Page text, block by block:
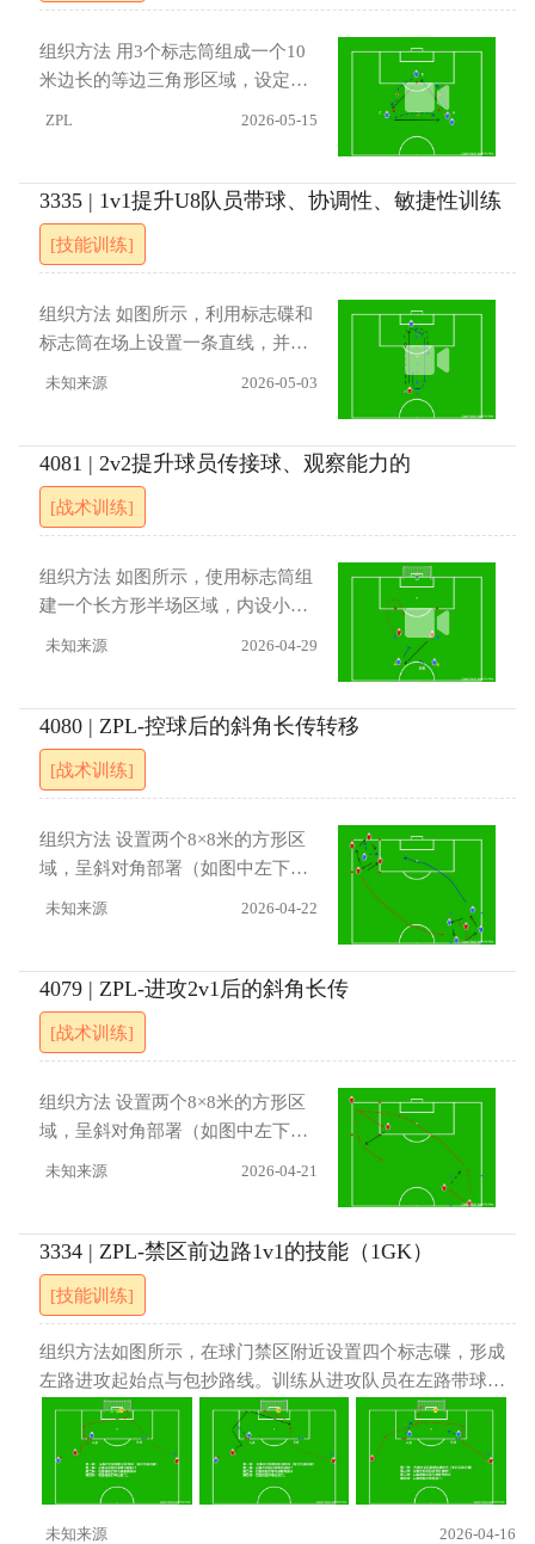
并快速完成射门。 进展 在第一脚触
球后，防守队员立即上前进行防
守，由此形成1对1的对抗局面。
队队员上前接球。接球队员第一脚
触球必须停向远离防守者一侧，随
后穿过小门折返继续控球。防守反
门追持球队员；远端蓝碟处防守者
截，形成前后包夹。中线红碟处进
攻队员在队友穿门后，立即拉开空
间接应，形成2v2。 指导要点：(1)
观察和远离：接球前抬头观察，第
一脚触球旨在摆脱防守，创造空
间。(2) 拉开距离：高位进攻队员必
防线并创造传球路线。（3）学会动
机制
组织方法 用3个标志筒组成一个10
米边长的等边三角形区域，设定为
员接球后传给C点，然后通过梯子
跑（飞机步）到C点；C点接球后传
给A点，然后通过梯子跑（侧身高
抬腿）到A点。循环持续进行。
ZPL 2026-05-15
3335 | 1v1提升U8队员带球、协调性、敏捷性训练
[技能训练]
组织方法 如图所示，利用标志碟和
标志筒在场上设置一条直线，并在
两端（A点、B点）各开设一个小
给B点队员，传球后立即启动追赶B
点队员。接球队员（B）第一脚触
球需停球越过自己所在的B头小
门，然后带球向A头方向推进，穿
过A头小门后再绕回B头。在此期
间，原A点出发的队员一直负责追
追上目标，或者持球方共同绕完指
本轮即结束。 指导要点 （1） 运球
队员需保持合理的“人球结合”距
离，带球节奏不要太慢，以免被防
守队员轻易追上。（2） 接球后的
第一脚停球至关重要，需注意调整
好触球的方向和力度，做到连停带
与B点之间的初始距离，以调整运
赛机制。
未知来源 2026-05-03
4081 | 2v2提升球员传接球、观察能力的
[战术训练]
组织方法 如图所示，使用标志筒组
建一个长方形半场区域，内设小球
门及守门员。防守方（红队）初始
始。红队另一名队员需先向后侧
（非对角）的标志筒跑动，绕过标
志筒后方可回到场内参与防守。蓝
队接球后，其另一名队员必须进行
交叉后套跑位。进攻方需利用撞
墙、渗透、交接等方式攻门；若防
发动反击。 指导要点 （1）进攻队
球或突破路线。（2）严格执行“交
叉后套”的跑位纪律，通过无球跑动
拉扯防守阵型，创造传接空间。
（3）防守队员丢球后需迅速回位，
并注意防范对手的快速反击。 进展
（1）引入比赛机制，采用输球受罚
取消初始的交叉后套限制，允许队
重即兴决策能力。
未知来源 2026-04-29
4080 | ZPL-控球后的斜角长传转移
[战术训练]
组织方法 设置两个8×8米的方形区
域，呈斜对角部署（如图中左下与
右上标志碟所示）。每组在区域内
转移。位于对角的队友需在目标方
框内停住来球，随后在该区域形成
新的4对1局面，重复上述过程。如
果在此期间被抢断，则由抢断队员
进行转移，抢断队员的队友在方框
内停球。 指导要点 注重配合时的传
进入目标方框前不落地，传球线路
展 （1） 比赛，如果转移传接成功
的小组则得1分。（2）人员轮转
未知来源 2026-04-22
4079 | ZPL-进攻2v1后的斜角长传
[战术训练]
组织方法 设置两个8×8米的方形区
域，呈斜对角部署（如图中左下与
右上标志碟所示）。每组安排进攻
行2对1传接配合，突破防守后，由
持球队员向斜对角方框内进行长传
转移。位于对角的另一名队员
（D）需在目标方框内停住来球，
随后与传球队员在该区域形成新的2
对1局面，重复上述过程。 指导要
点 注重2对1配合时的传球与跑位时
机，长传时应确保球在进入目标方
框前不落地，传球线路和力度需准
确，便于队友接控。 进展 （1） 方
框内增加一名防守队员
未知来源 2026-04-21
3334 | ZPL-禁区前边路1v1的技能（1GK）
[技能训练]
组织方法如图所示，在球门禁区附近设置四个标志碟，形成
左路进攻起始点与包抄路线。训练从进攻队员在左路带球开
始，面对防守队员（位于A点），根据防守站位与动作，可
选择：1. 突然内切后直接射门；2. 内切衔接假射扣球突破，
随后传中；3. 下底后回做。另一侧队友需把握时机前插包
抄，注意避免越位。每组训练包含进攻队员、防守队员与包
抄队员，守门员参与防守。 指导要点注重观察防守队员的位
未知来源 2026-04-16